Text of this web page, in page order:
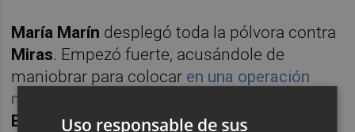
María Marín desplegó toda la pólvora contra
Miras. Empezó fuerte, acusándole de
maniobrar para colocar en una operación
médica a un familiar
Egea.
Prosiguió denunciando los desmanes
Uso responsable de sus